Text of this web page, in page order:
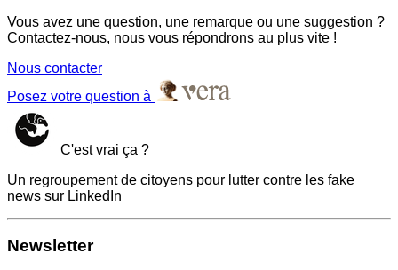
Vous avez une question, une remarque ou une suggestion ?
Contactez-nous, nous vous répondrons au plus vite !
Nous contacter
Posez votre question à
C'est vrai ça ?
Un regroupement de citoyens pour lutter contre les fake
news sur LinkedIn
Newsletter